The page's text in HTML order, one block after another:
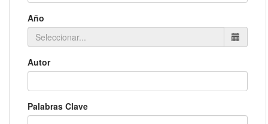
Año
Autor
Palabras Clave